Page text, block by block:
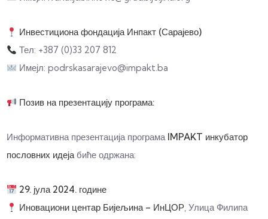
Инвестициона фондација Инпакт (Сарајево)
Тел: +387 (0)33 207 812
Имејл:podrskasarajevo@impakt.ba
Позив на презентацију програма:
Информативна презентација програма IMPAKT инкубатор
пословних идејабиће одржана:
29. јула 2024. године
Иновациони центар Бијељина – ИнЦОР, Улица Филипа